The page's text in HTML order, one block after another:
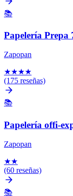
📚
Papelería Prepa
Zapopan
★★★★
(175 reseñas)
📚
Papelería offi-
Zapopan
★★
(60 reseñas)
📚